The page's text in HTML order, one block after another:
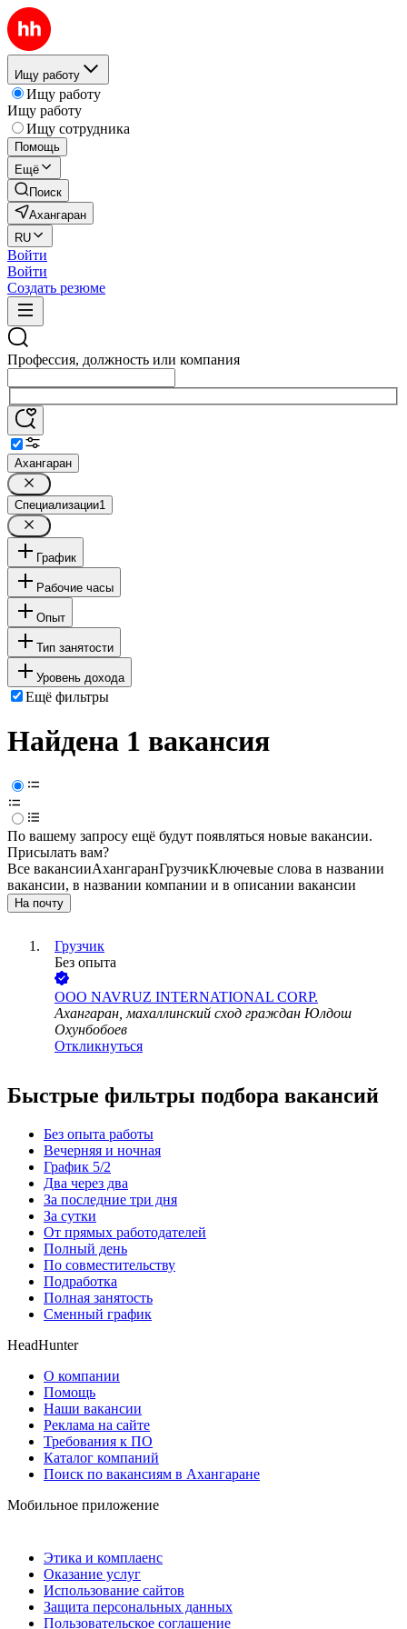
Ищу работу
Ищу работу
Ищу работу
Ищу сотрудника
Помощь
Ещё
Поиск
Ахангаран
RU
Войти
Войти
Создать резюме
Профессия, должность или компания
Ахангаран
Специализации1
График
Рабочие часы
Опыт
Тип занятости
Уровень дохода
Ещё фильтры
Найдена 1 вакансия
По вашему запросу ещё будут появляться новые вакансии.
Присылать вам?
Все вакансииАхангаранГрузчикКлючевые слова в названии
вакансии, в названии компании и в описании вакансии
На почту
Грузчик
Без опыта
ООО NAVRUZ INTERNATIONAL CORP.
Ахангаран, махаллинский сход граждан Юлдош
Охунбобоев
Откликнуться
Быстрые фильтры подбора вакансий
Без опыта работы
Вечерняя и ночная
График 5/2
Два через два
За последние три дня
За сутки
От прямых работодателей
Полный день
По совместительству
Подработка
Полная занятость
Сменный график
HeadHunter
О компании
Помощь
Наши вакансии
Реклама на сайте
Требования к ПО
Каталог компаний
Поиск по вакансиям в Ахангаране
Мобильное приложение
Этика и комплаенс
Оказание услуг
Использование сайтов
Защита персональных данных
Пользовательское соглашение